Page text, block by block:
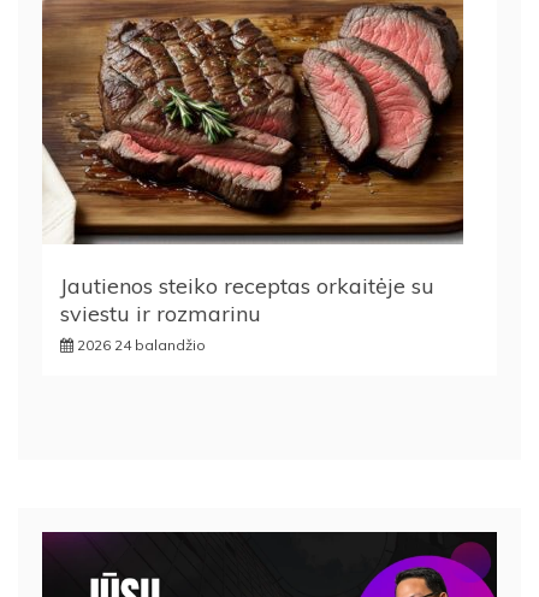
Jautienos steiko receptas orkaitėje su
sviestu ir rozmarinu
2026 24 balandžio